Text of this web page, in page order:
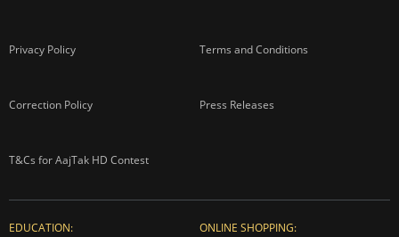
Privacy Policy Terms and Conditions
Correction Policy Press Releases
T&Cs for AajTak HD Contest
EDUCATION: ONLINE SHOPPING: